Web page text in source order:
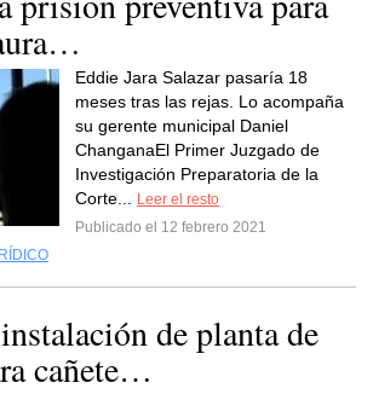
Eddie Jara Salazar pasaría 18
meses tras las rejas. Lo acompaña
su gerente municipal Daniel
ChanganaEl Primer Juzgado de
Investigación Preparatoria de la
Corte...
Leer el resto
Publicado el 12 febrero 2021
de planta de
cañete…